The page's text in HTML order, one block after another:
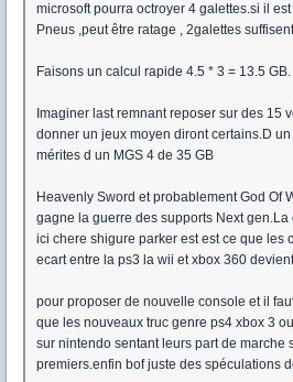
microsoft pourra octroyer 4 galettes.si il
Pneus ,peut être ratage , 2galettes
Faisons un calcul rapide 4.5 * 3 = 13.5 GB.
Imaginer last remnant reposer sur des 15
donner un jeux moyen diront certains.D
mérites d un MGS 4 de 35 GB
Heavenly Sword et probablement God Of
gagne la guerre des supports Next
ici chere shigure parker est est ce que les
ecart entre la ps3 la wii et xbox 360
pour proposer de nouvelle console et il
que les nouveaux truc genre ps4 xbox 3
sur nintendo sentant leurs part de marche
premiers.enfin bof juste des spéculations